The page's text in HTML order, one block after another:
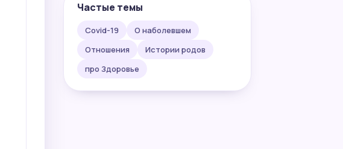
Частые темы
Covid-19
О наболевшем
Отношения
Истории родов
про Здоровье